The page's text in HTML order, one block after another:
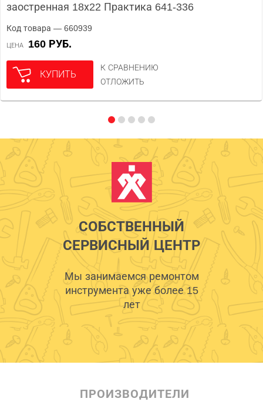
заостренная 18х22 Практика 641-336
Код товара — 660939
ЦЕНА 160 РУБ.
КУПИТЬ
К СРАВНЕНИЮ
ОТЛОЖИТЬ
СОБСТВЕННЫЙ
СЕРВИСНЫЙ ЦЕНТР
Мы занимаемся ремонтом
инструмента уже более 15
лет
ПРОИЗВОДИТЕЛИ